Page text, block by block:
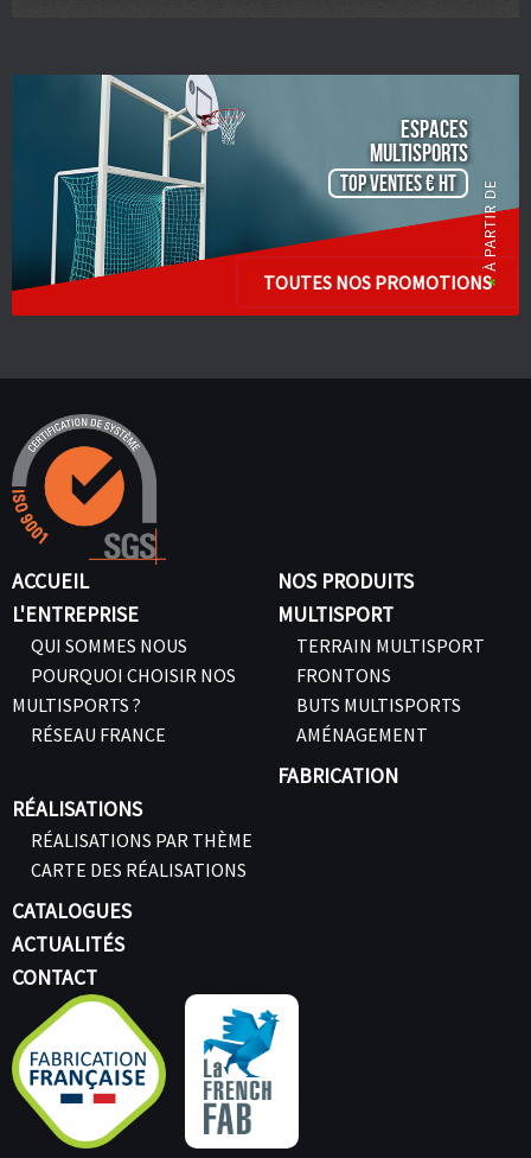
ESPACES
Multisports
TOP VENTES € HT
TOUTES NOS PROMOTIONS
ACCUEIL
L'ENTREPRISE
QUI SOMMES NOUS
POURQUOI CHOISIR NOS
MULTISPORTS ?
RÉSEAU FRANCE
NOS PRODUITS
MULTISPORT
TERRAIN MULTISPORT
FRONTONS
BUTS MULTISPORTS
AMÉNAGEMENT
FABRICATION
RÉALISATIONS
RÉALISATIONS PAR THÈME
CARTE DES RÉALISATIONS
CATALOGUES
ACTUALITÉS
CONTACT